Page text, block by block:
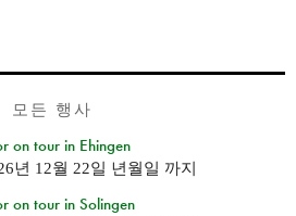
모든 행사
on tour in Ehingen
년 12월 22일 년월일 까지
on tour in Solingen